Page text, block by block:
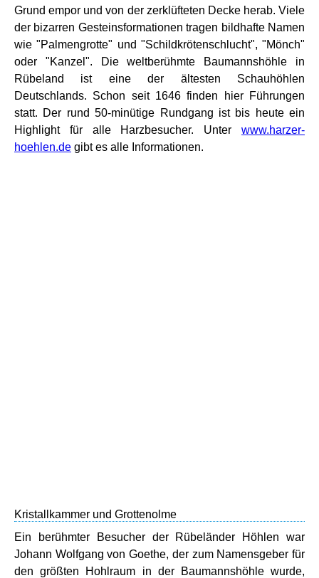
Grund empor und von der zerklüfteten Decke herab. Viele
der bizarren Gesteinsformationen tragen bildhafte Namen
wie "Palmengrotte" und "Schildkrötenschlucht", "Mönch"
oder "Kanzel". Die weltberühmte Baumannshöhle in
Rübeland ist eine der ältesten Schauhöhlen
Deutschlands. Schon seit 1646 finden hier Führungen
statt. Der rund 50-minütige Rundgang ist bis heute ein
Highlight für alle Harzbesucher. Unter www.harzer-
hoehlen.de gibt es alle Informationen.
Kristallkammer und Grottenolme
Ein berühmter Besucher der Rübeländer Höhlen war
Johann Wolfgang von Goethe, der zum Namensgeber für
den größten Hohlraum in der Baumannshöhle wurde,